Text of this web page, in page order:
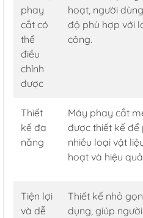
phay
cắt có
thể
điều
chỉnh
được
hoạt, người
độ phù hợp với
công.
Thiết
kế đa
năng
Máy phay cắt
được thiết kế
nhiều loại vật
hoạt và hiệu
Tiện lợi
và dễ
Thiết kế nhỏ
dụng, giúp